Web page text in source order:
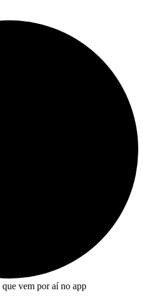
que vem por aí no app